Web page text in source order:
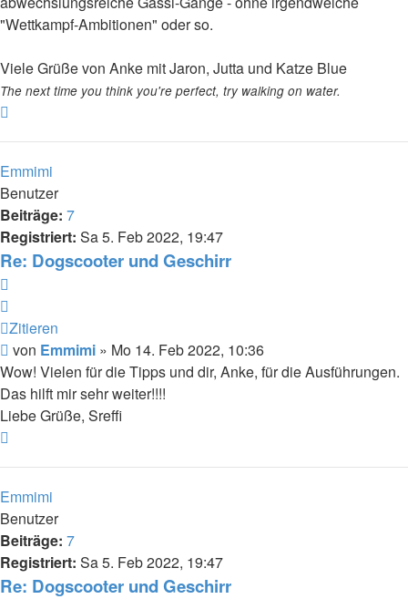
"Wettkampf-Ambitionen" oder so.
Viele Grüße von Anke mit Jaron, Jutta und Katze Blue
The next time you think you're perfect, try walking on water.
Emmimi
Benutzer
Beiträge: 7
Registriert: Sa 5. Feb 2022, 19:47
Re: Dogscooter und Geschirr
Zitieren
Beitrag
von Emmimi » Mo 14. Feb 2022, 10:36
Wow! Vielen für die Tipps und dir, Anke, für die Ausführungen.
Das hilft mir sehr weiter!!!!
Liebe Grüße, Sreffi
Emmimi
Benutzer
Beiträge: 7
Registriert: Sa 5. Feb 2022, 19:47
Re: Dogscooter und Geschirr